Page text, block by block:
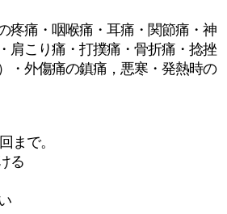
疼痛・咽喉痛・耳痛・関節痛・神
肩こり痛・打撲痛・骨折痛・捻挫
・外傷痛の鎮痛，悪寒・発熱時の
まで。
る